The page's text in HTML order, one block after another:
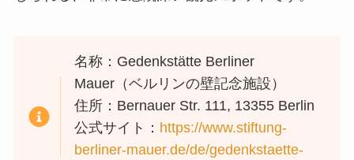
名称：Gedenkstätte Berliner
Mauer（ベルリンの壁記念施設）
住所：Bernauer Str. 111, 13355 Berlin
公式サイト： https://www.stiftung-
berliner-mauer.de/de/gedenkstaette-